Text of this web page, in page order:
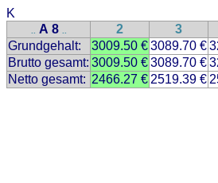
K
.. A 8 .. 2 3
Grundgehalt:
3009.50 €3089.70 €
Brutto gesamt: 3009.50 €3089.70 €
Netto gesamt: 2466.27 € 2519.39 €